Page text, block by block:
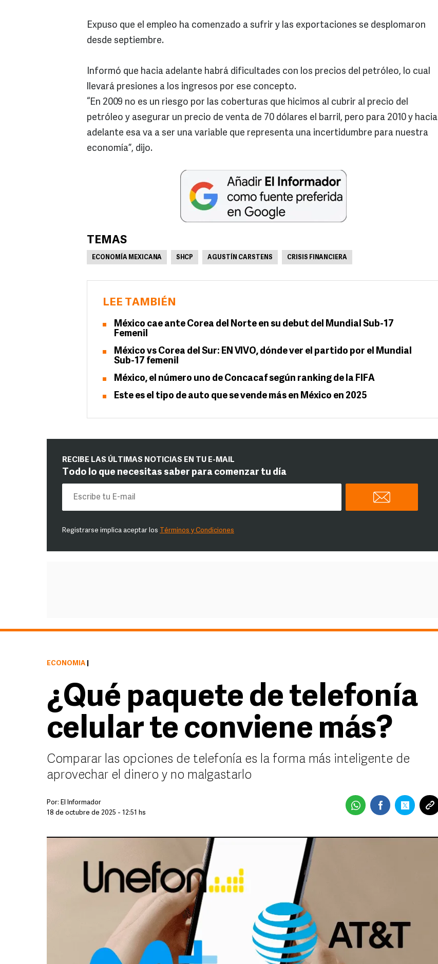
Expuso que el empleo ha comenzado a sufrir y las exportaciones se desplomaron
desde septiembre.
Informó que hacia adelante habrá dificultades con los precios del petróleo, lo cual
llevará presiones a los ingresos por ese concepto.
“En 2009 no es un riesgo por las coberturas que hicimos al cubrir al precio del
petróleo y asegurar un precio de venta de 70 dólares el barril, pero para 2010 y hacia
adelante esa va a ser una variable que representa una incertidumbre para nuestra
economía”, dijo.
TEMAS
ECONOMÍA MEXICANA SHCP AGUSTÍN CARSTENS CRISIS FINANCIERA
LEE TAMBIÉN
México cae ante Corea del Norte en su debut del Mundial Sub-17
Femenil
México vs Corea del Sur: EN VIVO, dónde ver el partido por el Mundial
Sub-17 femenil
México, el número uno de Concacaf según ranking de la FIFA
Este es el tipo de auto que se vende más en México en 2025
RECIBE LAS ÚLTIMAS NOTICIAS EN TU E-MAIL
Todo lo que necesitas saber para comenzar tu día
Registrarse implica aceptar los Términos y Condiciones
ECONOMÍA
¿Qué paquete de telefonía
celular te conviene más?
Comparar las opciones de telefonía es la forma más inteligente de
aprovechar el dinero y no malgastarlo
Por: El Informador
18 de octubre de 2025 - 12:51 hs